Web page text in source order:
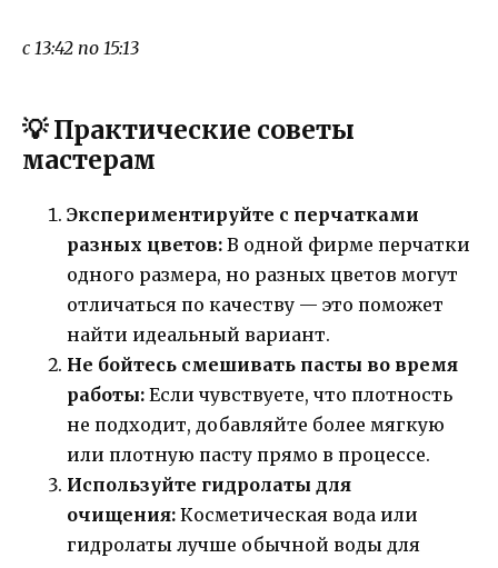
с 13:42 по 15:13
💡 Практические советы
мастерам
Экспериментируйте с перчатками
разных цветов: В одной фирме перчатки
одного размера, но разных цветов могут
отличаться по качеству — это поможет
найти идеальный вариант.
Не бойтесь смешивать пасты во время
работы: Если чувствуете, что плотность
не подходит, добавляйте более мягкую
или плотную пасту прямо в процессе.
Используйте гидролаты для
очищения: Косметическая вода или
гидролаты лучше обычной воды для